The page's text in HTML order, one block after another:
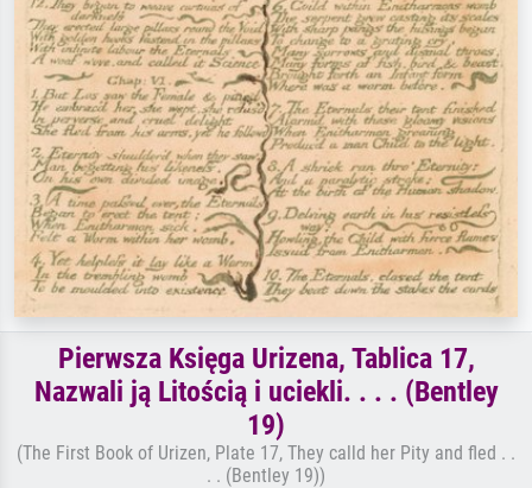
Pierwsza Księga Urizena, Tablica 17,
Nazwali ją Litością i uciekli. . . . (Bentley
19)
(The First Book of Urizen, Plate 17, They calld her Pity and fled . .
. . (Bentley 19))